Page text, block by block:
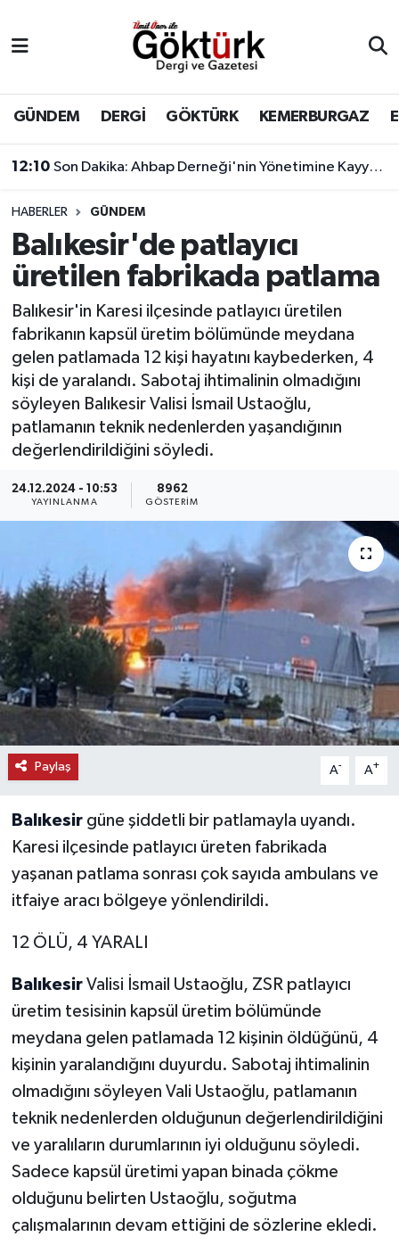
GÜNDEM DERGİ GÖKTÜRK KEMERBURGAZ
12:10 Son Dakika: Ahbap Derneği'nin Yönetimine Kayyum Atandı
HABERLER GÜNDEM
Balıkesir'de patlayıcı
üretilen fabrikada patlama
Balıkesir'in Karesi ilçesinde patlayıcı üretilen
fabrikanın kapsül üretim bölümünde meydana
gelen patlamada 12 kişi hayatını kaybederken, 4
kişi de yaralandı. Sabotaj ihtimalinin olmadığını
söyleyen Balıkesir Valisi İsmail Ustaoğlu,
patlamanın teknik nedenlerden yaşandığının
değerlendirildiğini söyledi.
24.12.2024 - 10:53
YAYINLANMA
8962
GÖSTERIM
Paylaş A- A+
Balıkesirgüne şiddetli bir patlamayla uyandı.
Karesi ilçesinde patlayıcı üreten fabrikada
yaşanan patlama sonrası çok sayıda ambulans ve
itfaiye aracı bölgeye yönlendirildi.
12 ÖLÜ, 4 YARALI
BalıkesirValisi İsmail Ustaoğlu, ZSR patlayıcı
üretim tesisinin kapsül üretim bölümünde
meydana gelen patlamada 12 kişinin öldüğünü, 4
kişinin yaralandığını duyurdu. Sabotaj ihtimalinin
olmadığını söyleyen Vali Ustaoğlu, patlamanın
teknik nedenlerden olduğunun değerlendirildiğini
ve yaralıların durumlarının iyi olduğunu söyledi.
Sadece kapsül üretimi yapan binada çökme
olduğunu belirten Ustaoğlu, soğutma
çalışmalarının devam ettiğini de sözlerine ekledi.
BİLİM
DERGİ
DÜNYA
EĞİTİM
GÖKTÜRK
GÜNDEM
KEMERBURGAZ
MAGAZİN
ÖZEL HABER
SAĞLIK
SPOR
TEKNOLOJİ
TİCARET
Eyüpsultan Hava Durumu
Eyüpsultan Trafik Yoğunluk Haritası
Süper Lig Puan Durumu ve Fikstür
Tüm Manşetler
Son Dakika Haberleri